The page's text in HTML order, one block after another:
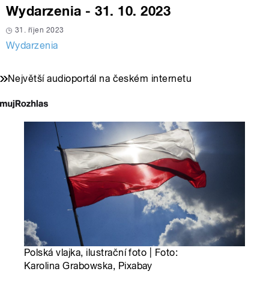
Wydarzenia - 31. 10. 2023
31. říjen 2023
Wydarzenia
Největší audioportál na českém internetu
Polská vlajka, ilustrační foto | Foto:
Karolina Grabowska, Pixabay